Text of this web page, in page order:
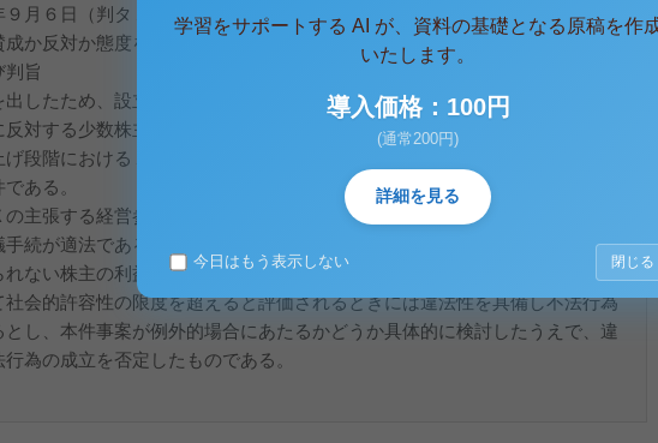
月６日（判タ１１０４号２３１頁）を読んで、事実の概要、判旨をまとめ
か反対か態度を明らかにしたうえで、その根拠について論述しなさい。
旨
出したため、設立後約３年で、他の会社への営業譲渡と解散を株主総会で決
対する少数株主Ｘが、決議に賛成した会社の大株主Ｙ１と代表取締役Ｙ２
段階におけるＸの経営参画の利益を侵害したとして、不法行為に基づく損
ある。
の主張する経営参画の利益が少数株主権以上の利益を指すものではないと
手続が適法である限り、原則として、不法行為は成立しないとしたが、例外
ない株主の利益であっても、それに対する侵害の態様・程度が自由競争の
社会的許容性の限度を超えると評価されるときには違法性を具備し不法行為
し、本件事案が例外的場合にあたるかどうか具体的に検討したうえで、違
為の成立を否定したものである。
学習をサポートする AI が、資料の基礎となる原稿を作
いたします。
導入価格：100円
(通常200円)
詳細を見る
今日はもう表示しない 閉じる